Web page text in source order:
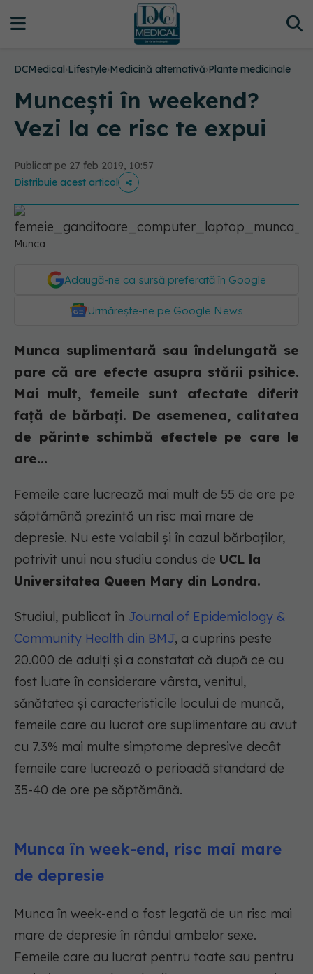
DCMedical›Lifestyle›Medicină alternativă›Plante medicinale
Muncești în weekend?
Vezi la ce risc te expui
Publicat pe 27 feb 2019, 10:57
Distribuie acest articol
Munca
Adaugă-ne ca sursă preferată în Google
Urmărește-ne pe Google News
Munca suplimentară sau îndelungată se
pare că are efecte asupra stării psihice.
Mai mult, femeile sunt afectate diferit
față de bărbați. De asemenea, calitatea
de părinte schimbă efectele pe care le
are...
Femeile care lucrează mai mult de 55 de ore pe
săptămână prezintă un risc mai mare de
depresie. Nu este valabil și în cazul bărbaților,
potrivit unui nou studiu condus de UCL la
Universitatea Queen Mary din Londra.
Studiul, publicat în Journal of Epidemiology &
Community Health din BMJ, a cuprins peste
20.000 de adulți și a constatat că după ce au
fost luate în considerare vârsta, venitul,
sănătatea și caracteristicile locului de muncă,
femeile care au lucrat ore suplimentare au avut
cu 7.3% mai multe simptome depresive decât
femeile care lucrează o perioadă standard de
35-40 de ore pe săptămână.
Munca în week-end, risc mai mare
de depresie
Munca în week-end a fost legată de un risc mai
mare de depresie în rândul ambelor sexe.
Femeile care au lucrat pentru toate sau pentru